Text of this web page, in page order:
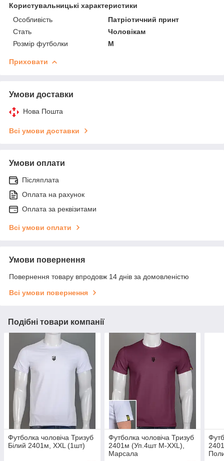
Користувальницькі характеристики
Особливість
Патріотичний принт
Стать
Чоловікам
Розмір футболки
M
Приховати
Умови доставки
Нова Пошта
Всі умови доставки
Умови оплати
Післяплата
Оплата на рахунок
Оплата за реквізитами
Всі умови оплати
Умови повернення
Повернення товару впродовж 14 днів за домовленістю
Всі умови повернення
Подібні товари компанії
Футболка чоловіча Тризуб
Білий 2401м, XXL (1шт)
Футболка чоловіча Тризуб
2401м (Уп.4шт M-XXL),
Марсала